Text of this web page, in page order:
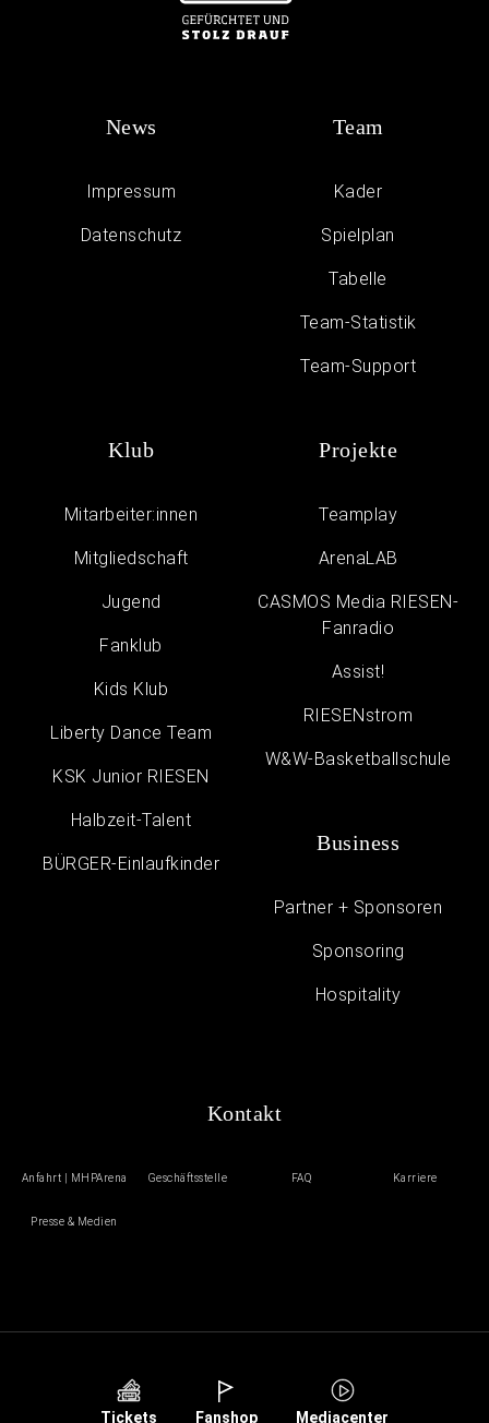
News
Impressum
Daten­schutz
Team
Kader
Spielplan
Tabelle
Team-Statistik
Team-Support
Klub
Mitarbeiter:innen
Mitgliedschaft
Jugend
Fanklub
Kids Klub
Liberty Dance Team
KSK Junior RIESEN
Halbzeit-Talent
BÜRGER-Einlaufkinder
Projekte
Teamplay
ArenaLAB
CASMOS Media RIESEN-
Fanradio
Assist!
RIESENstrom
W&W-Basketballschule
Business
Partner + Sponsoren
Sponsoring
Hospitality
Kontakt
Anfahrt | MHPArena Geschäftsstelle FAQ Karriere
Presse & Medien
Tickets Fanshop Mediacenter